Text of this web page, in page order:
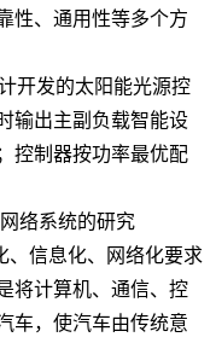
性、通用性等多个方
开发的太阳能光源控
输出主副负载智能设
控制器按功率最优配
络系统的研究
、信息化、网络化要求
将计算机、通信、控
车，使汽车由传统意